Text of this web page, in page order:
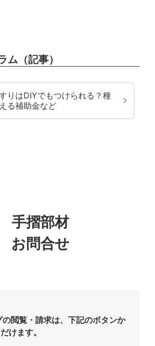
ム（記事）
りはDIYでもつけられる？種
る補助金など
手摺部材
お問合せ
閲覧・請求は、下記のボタンか
けます。